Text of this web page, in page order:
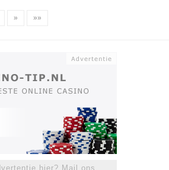
» »»
hier? Mail ons